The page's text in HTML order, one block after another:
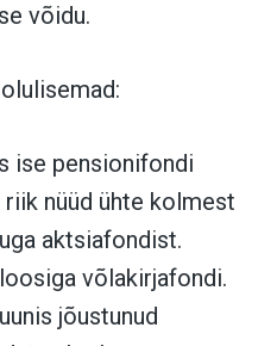
võidu.
ise pensionifondi
nüüd ühte kolmest
aktsiafondist.
võlakirjafondi.
jõustunud